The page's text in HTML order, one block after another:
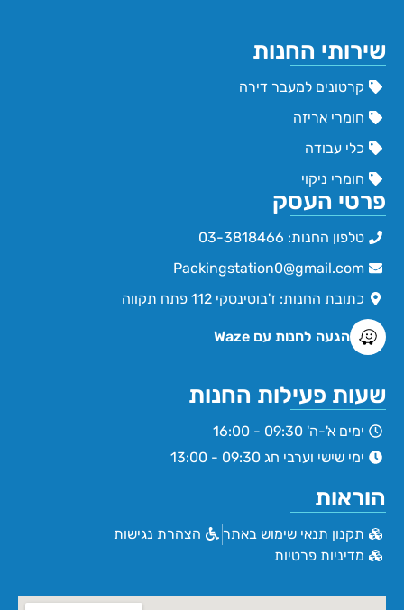
שירותי החנות
קרטונים למעבר דירה
חומרי אריזה
כלי עבודה
חומרי ניקוי
פרטי העסק
טלפון החנות: 03-3818466
Packingstation0@gmail.com
כתובת החנות: ז'בוטינסקי 112 פתח תקווה
הגעה לחנות עם Waze
שעות פעילות החנות
ימים א'-ה' 09:30 - 16:00
ימי שישי וערבי חג 09:30 - 13:00
הוראות
תקנון תנאי שימוש באתר
הצהרת נגישות
מדיניות פרטיות